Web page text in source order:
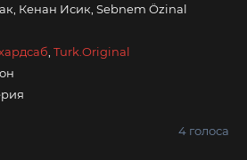
Кенан Исик, Sebnem Özinal
Turk.Original
4 голоса